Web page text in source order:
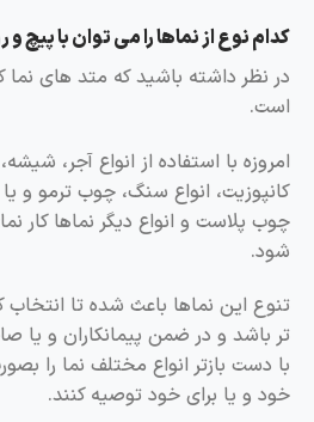
کدام نوع از نماها را می توان با پیچ
در نظر داشته باشید که متد های
است.
امروزه با استفاده از انواع آجر،
کانپوزیت، انواع سنگ، چوب ترمو و
چوب پلاست و انواع دیگر نماها کار
شود.
تنوع این نماها باعث شده تا
تر باشد و در ضمن پیمانکاران و یا
با دست بازتر انواع مختلف نما را
خود و یا برای خود توصیه کنند.